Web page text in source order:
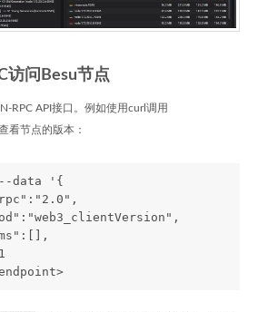
访问Besu节点
RPC API接口。例如使用curl调用
看节点的版本：
--data '{